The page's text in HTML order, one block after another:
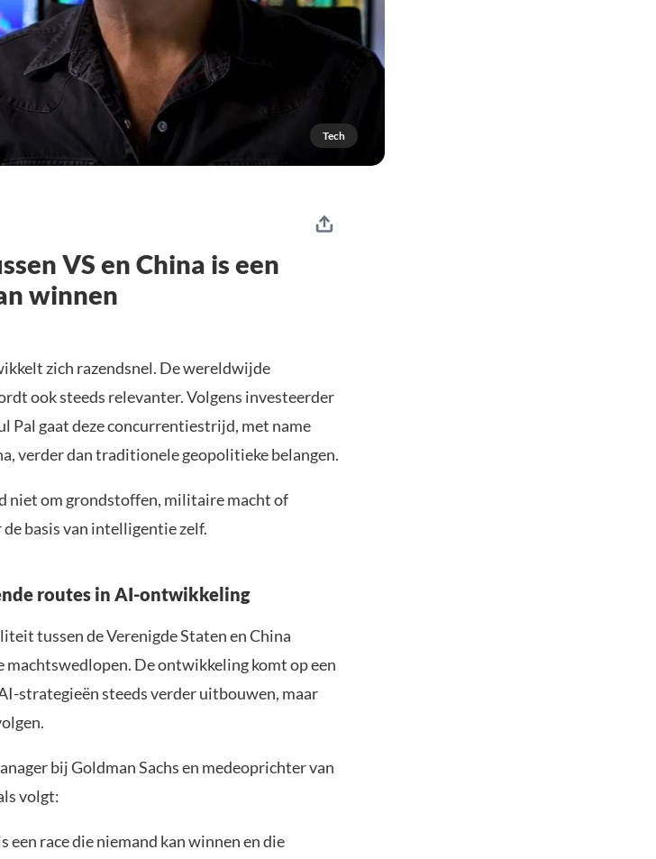
Tech
VS en China is een
winnen
zich razendsnel. De wereldwijde
ook steeds relevanter. Volgens investeerder
Pal gaat deze concurrentiestrijd, met name
verder dan traditionele geopolitieke belangen.
niet om grondstoffen, militaire macht of
basis van intelligentie zelf.
routes in AI-ontwikkeling
tussen de Verenigde Staten en China
De ontwikkeling komt op een
strategieën steeds verder uitbouwen, maar
bij Goldman Sachs en medeoprichter van
volgt:
een race die niemand kan winnen en die